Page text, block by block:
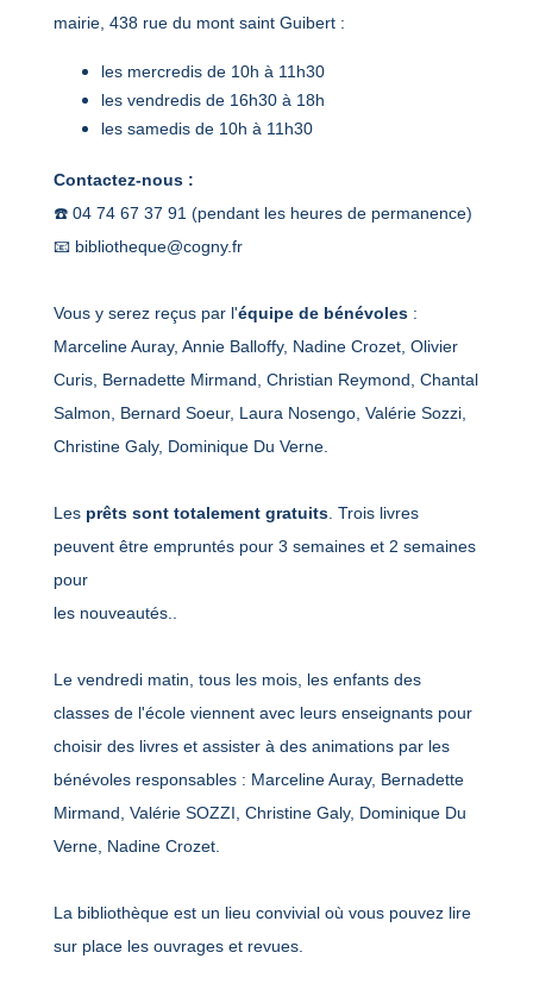
mairie, 438 rue du mont saint Guibert :
les mercredis de 10h à 11h30
les vendredis de 16h30 à 18h
les samedis de 10h à 11h30
Contactez-nous :
☎️ 04 74 67 37 91 (pendant les heures de permanence)
📧 bibliotheque@cogny.fr
Vous y serez reçus par l'équipe de bénévoles :
Marceline Auray, Annie Balloffy, Nadine Crozet, Olivier
Curis, Bernadette Mirmand, Christian Reymond, Chantal
Salmon, Bernard Soeur, Laura Nosengo, Valérie Sozzi,
Christine Galy, Dominique Du Verne.
Les prêts sont totalement gratuits . Trois livres
peuvent être empruntés pour 3 semaines et 2 semaines
pour
les nouveautés..
Le vendredi matin, tous les mois, les enfants des
classes de l'école viennent avec leurs enseignants pour
choisir des livres et assister à des animations par les
bénévoles responsables : Marceline Auray, Bernadette
Mirmand, Valérie SOZZI, Christine Galy, Dominique Du
Verne, Nadine Crozet.
La bibliothèque est un lieu convivial où vous pouvez lire
sur place les ouvrages et revues.